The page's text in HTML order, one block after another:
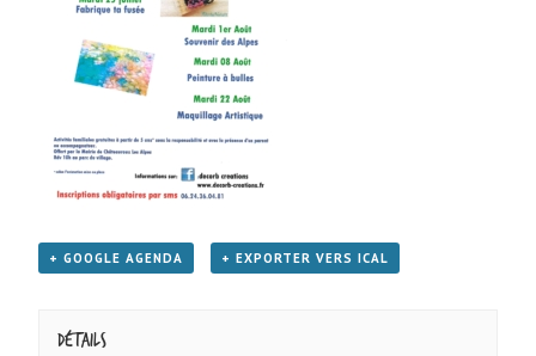
+ GOOGLE AGENDA + EXPORTER VERS ICAL
Détails